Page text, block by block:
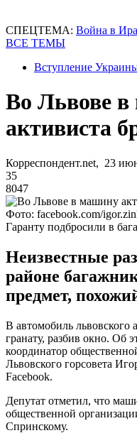
СПЕЦТЕМА: Война в
ВСЕ ТЕМЫ
Вступление
Во Львове
активиста
Корреспондент.net, 23
35
8047
Фото: facebook.com/
Гаранту подбросили в
Неизвестные
районе
предмет,
В автомобиль львовского
гранату, разбив окно. Об
координатор
Львовского горсовета
Facebook.
Депутат отметил, что
общественной
Спринскому.